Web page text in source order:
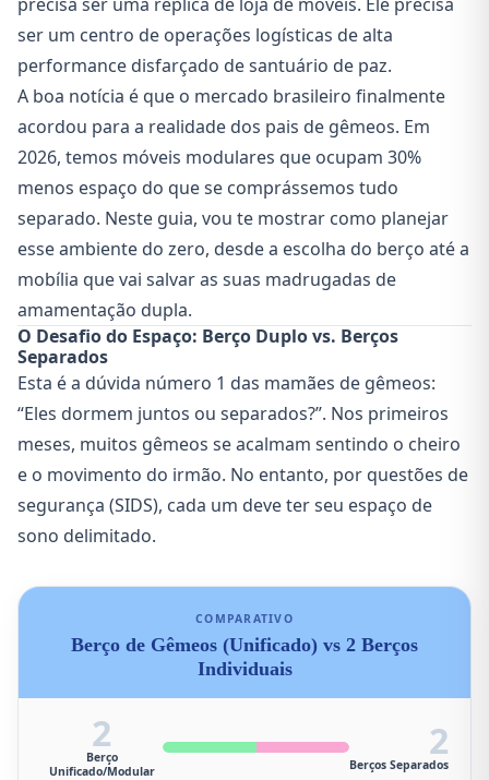
ser um centro de operações logísticas de alta
performance disfarçado de santuário de paz.
A boa notícia é que o mercado brasileiro finalmente
acordou para a realidade dos pais de gêmeos. Em
2026, temos móveis modulares que ocupam 30%
menos espaço do que se comprássemos tudo
separado. Neste guia, vou te mostrar como planejar
esse ambiente do zero, desde a escolha do berço até a
mobília que vai salvar as suas madrugadas de
amamentação dupla.
O Desafio do Espaço: Berço Duplo vs. Berços
Separados
Esta é a dúvida número 1 das mamães de gêmeos:
“Eles dormem juntos ou separados?”. Nos primeiros
meses, muitos gêmeos se acalmam sentindo o cheiro
e o movimento do irmão. No entanto, por questões de
segurança (SIDS), cada um deve ter seu espaço de
sono delimitado.
COMPARATIVO
Berço de Gêmeos (Unificado) vs 2 Berços
Individuais
2
Berço
Unificado/Modular
2
Berços Separados